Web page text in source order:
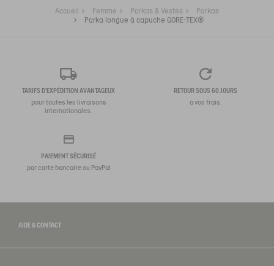
Accueil Femme Parkas & Vestes
Parkas
Parka longue à capuche GORE-TEX®
TARIFS D'EXPÉDITION AVANTAGEUX
pour toutes les livraisons
internationales.
RETOUR SOUS 60 JOURS
à vos frais.
PAIEMENT SÉCURISÉ
par carte bancaire ou PayPal
AIDE & CONTACT